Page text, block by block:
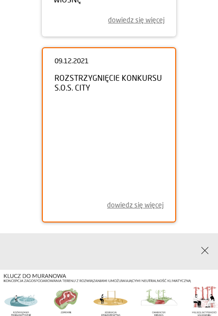
dowiedz się więcej
09.12.2021
ROZSTRZYGNIĘCIE KONKURSU
S.O.S. CITY
dowiedz się więcej